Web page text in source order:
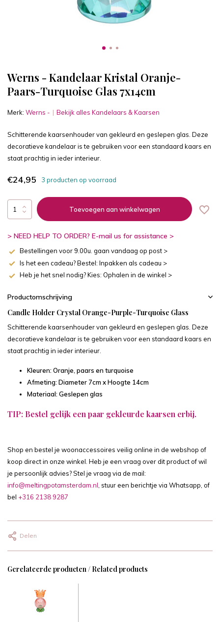
Werns - Kandelaar Kristal Oranje-
Paars-Turquoise Glas 7x14cm
Merk: Werns - Bekijk alles Kandelaars & Kaarsen
Schitterende kaarsenhouder van gekleurd en geslepen glas. Deze
decoratieve kandelaar is te gebruiken voor een standaard kaars en
staat prachtig in ieder interieur.
€24,95 3 producten op voorraad
Toevoegen aan winkelwagen
> NEED HELP TO ORDER? E-mail us for assistance >
Bestellingen voor 9.00u. gaan vandaag op post >
Is het een cadeau? Bestel: Inpakken als cadeau >
Heb je het snel nodig? Kies: Ophalen in de winkel >
Productomschrijving
Candle Holder Crystal Orange-Purple-Turquoise Glass
Schitterende kaarsenhouder van gekleurd en geslepen glas. Deze
decoratieve kandelaar is te gebruiken voor een standaard kaars en
staat prachtig in ieder interieur.
Kleuren: Oranje, paars en turquoise
Afmeting: Diameter 7cm x Hoogte 14cm
Materiaal: Geslepen glas
TIP: Bestel gelijk een paar gekleurde kaarsen erbij.
Shop en bestel je woonaccessoires veilig online in de webshop of
koop direct in onze winkel. Heb je een vraag over dit product of wil
je persoonlijk advies? Stel je vraag via de mail:
info@meltingpotamsterdam.nl, stuur een berichtje via Whatsapp, of
bel +316 2138 9287
Delen
Gerelateerde producten / Related products